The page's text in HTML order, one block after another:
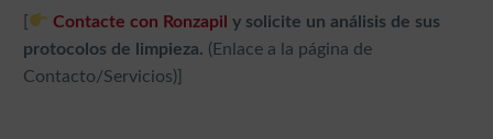
[ Contacte con Ronzapil y solicite un análisis de sus
protocolos de limpieza. (Enlace a la página de
Contacto/Servicios)]